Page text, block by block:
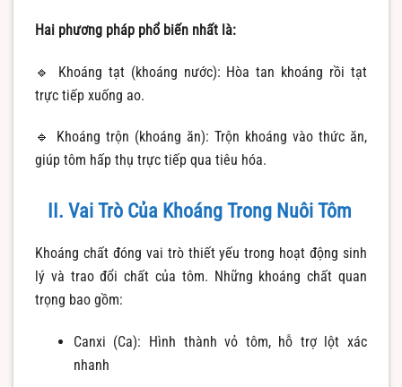
Hai phương pháp phổ biến nhất là:
🔹 Khoáng tạt (khoáng nước): Hòa tan khoáng rồi tạt
trực tiếp xuống ao.
🔹 Khoáng trộn (khoáng ăn): Trộn khoáng vào thức ăn,
giúp tôm hấp thụ trực tiếp qua tiêu hóa.
II. Vai Trò Của Khoáng Trong Nuôi Tôm
Khoáng chất đóng vai trò thiết yếu trong hoạt động sinh
lý và trao đổi chất của tôm. Những khoáng chất quan
trọng bao gồm:
Canxi (Ca): Hình thành vỏ tôm, hỗ trợ lột xác
nhanh